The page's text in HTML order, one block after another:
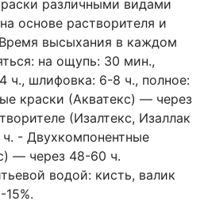
различными видами
основе растворителя и
высыхания в каждом
на ощупь: 30 мин.,
ч., шлифовка: 6-8 ч., полное:
краски (Акватекс) ― через
(Изалтекс, Изаллак
- Двухкомпонентные
― через 48-60 ч.
водой: кисть, валик
15%.